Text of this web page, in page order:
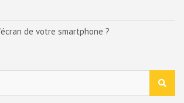
de votre smartphone ?